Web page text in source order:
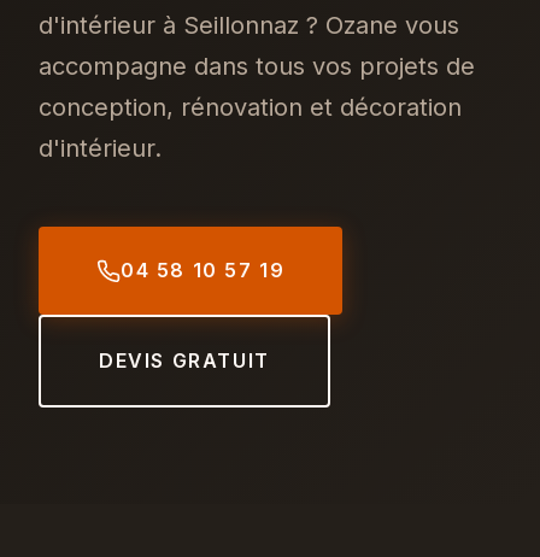
d'intérieur à Seillonnaz ? Ozane vous
accompagne dans tous vos projets de
conception, rénovation et décoration
d'intérieur.
04 58 10 57 19
DEVIS GRATUIT